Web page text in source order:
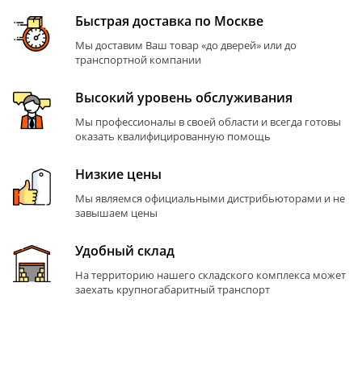
Быстрая доставка по Москве
Мы доставим Ваш товар «до дверей» или до
транспортной компании
Высокий уровень обслуживания
Мы профессионалы в своей области и всегда готовы
оказать квалифицированную помощь
Низкие цены
Мы являемся официальными дистрибьюторами и не
завышаем цены
Удобный склад
На территорию нашего складского комплекса может
заехать крупногабаритный транспорт